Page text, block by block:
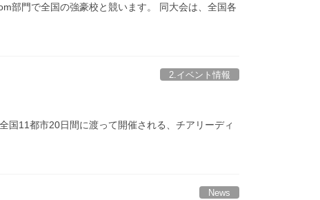
部門で全国の強豪校と競います。 同大会は、全国各
2.イベント情報
国11都市20日間に渡って開催される、チアリーディ
News